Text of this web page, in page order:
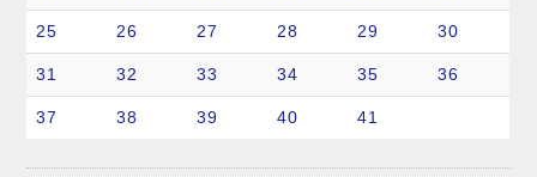
25 26 27 28 29 30
31 32 33 34 35 36
37 38 39 40 41